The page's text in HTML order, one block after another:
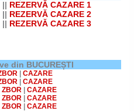
|| REZERVĂ CAZARE 1
|| REZERVĂ CAZARE 2
|| REZERVĂ CAZARE 3
din BUCUREȘTI
| CAZARE
| CAZARE
ZBOR| CAZARE
ZBOR| CAZARE
ZBOR| CAZARE